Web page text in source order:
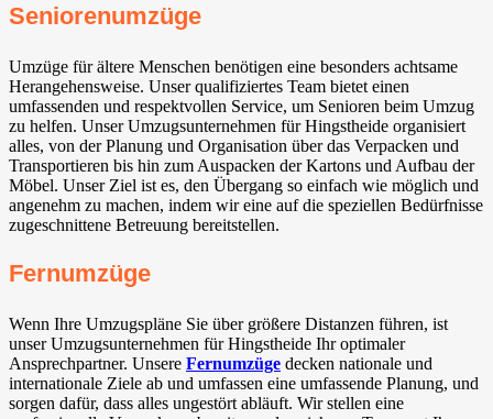
Seniorenumzüge
Umzüge für ältere Menschen benötigen eine besonders achtsame
Herangehensweise. Unser qualifiziertes Team bietet einen
umfassenden und respektvollen Service, um Senioren beim Umzug
zu helfen. Unser Umzugsunternehmen für Hingstheide organisiert
alles, von der Planung und Organisation über das Verpacken und
Transportieren bis hin zum Auspacken der Kartons und Aufbau der
Möbel. Unser Ziel ist es, den Übergang so einfach wie möglich und
angenehm zu machen, indem wir eine auf die speziellen Bedürfnisse
zugeschnittene Betreuung bereitstellen.
Fernumzüge
Wenn Ihre Umzugspläne Sie über größere Distanzen führen, ist
unser Umzugsunternehmen für Hingstheide Ihr optimaler
Ansprechpartner. Unsere Fernumzüge decken nationale und
internationale Ziele ab und umfassen eine umfassende Planung, und
sorgen dafür, dass alles ungestört abläuft. Wir stellen eine